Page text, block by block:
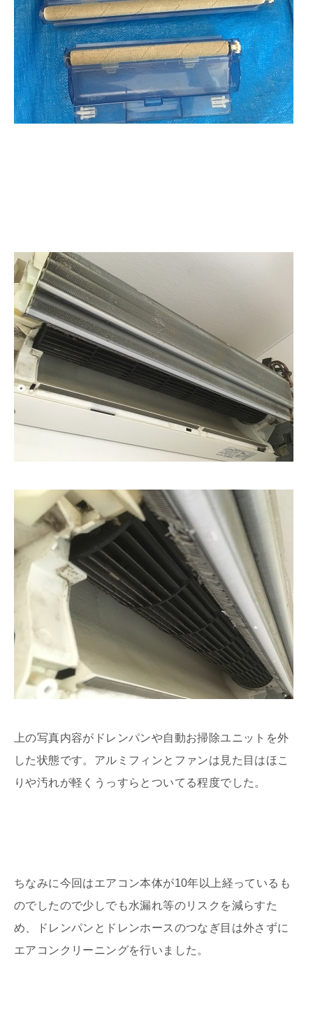
上の写真内容がドレンパンや自動お掃除ユニットを外
した状態です。アルミフィンとファンは見た目はほこ
りや汚れが軽くうっすらとついてる程度でした。
ちなみに今回はエアコン本体が10年以上経っているも
のでしたので少しでも水漏れ等のリスクを減らすた
め、ドレンパンとドレンホースのつなぎ目は外さずに
エアコンクリーニングを行いました。